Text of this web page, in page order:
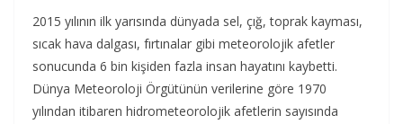
2015 yılının ilk yarısında dünyada sel, çığ, toprak kayması,
sıcak hava dalgası, fırtınalar gibi meteorolojik afetler
sonucunda 6 bin kişiden fazla insan hayatını kaybetti.
Dünya Meteoroloji Örgütünün verilerine göre 1970
yılından itibaren hidrometeorolojik afetlerin sayısında